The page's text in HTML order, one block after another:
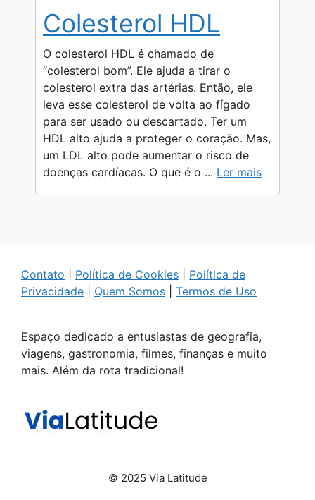
Colesterol HDL
O colesterol HDL é chamado de
“colesterol bom”. Ele ajuda a tirar o
colesterol extra das artérias. Então, ele
leva esse colesterol de volta ao fígado
para ser usado ou descartado. Ter um
HDL alto ajuda a proteger o coração. Mas,
um LDL alto pode aumentar o risco de
doenças cardíacas. O que é o ... Ler mais
Contato Política de Cookies
Política de
Privacidade
Quem Somos Termos de Uso
Espaço dedicado a entusiastas de geografia,
viagens, gastronomia, filmes, finanças e muito
mais. Além da rota tradicional!
© 2025 Via Latitude